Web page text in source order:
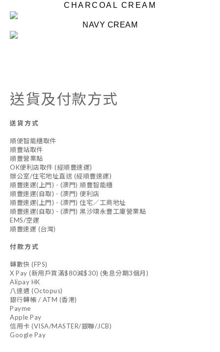
CHARCOAL CREAM
NAVY CREAM
送貨及付款方式
送貨方式
順便智能櫃取件
順豐站取件
順豐營業點
OK便利店取件 (經順豐速運)
辦公室/住宅地址直送 (經順豐速運)
順豐速運(上門) - (澳門) 順豐智能櫃
順豐速運(自取) - (澳門) 便利店
順豐速運(上門) - (澳門) 住宅／工商地址
順豐速運(自取) - (澳門) 黑沙環永豐工廈營業點
EMS/空運
順豐速運 (台灣)
付款方式
轉數快 (FPS)
X Pay (新用戶買滿$80減$30) (免息分期3個月)
Alipay HK
八達通 (Octopus)
銀行轉帳 / ATM (香港)
Payme
Apple Pay
信用卡 (VISA/MASTER/銀聯/JCB)
Google Pay